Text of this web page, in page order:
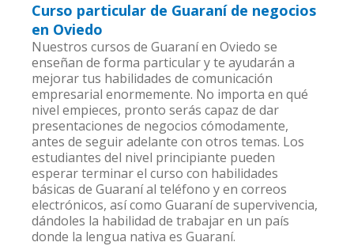
Curso particular de Guaraní de negocios
en Oviedo
Nuestros cursos de Guaraní en Oviedo se
enseñan de forma particular y te ayudarán a
mejorar tus habilidades de comunicación
empresarial enormemente. No importa en qué
nivel empieces, pronto serás capaz de dar
presentaciones de negocios cómodamente,
antes de seguir adelante con otros temas. Los
estudiantes del nivel principiante pueden
esperar terminar el curso con habilidades
básicas de Guaraní al teléfono y en correos
electrónicos, así como Guaraní de supervivencia,
dándoles la habilidad de trabajar en un país
donde la lengua nativa es Guaraní.